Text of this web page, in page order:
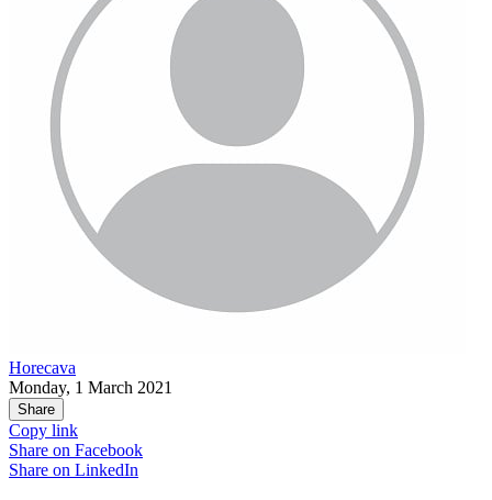
Horecava
Monday, 1 March 2021
Share
Copy link
Share on Facebook
Share on LinkedIn